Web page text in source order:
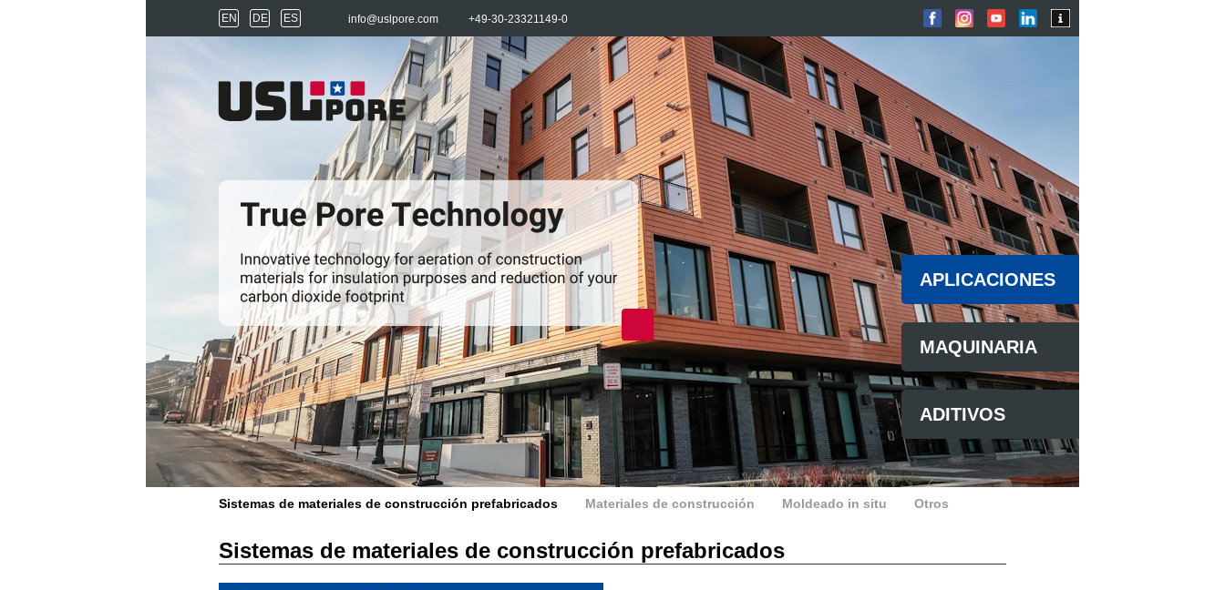
EN DE ES info@uslpore.com +49-30-23321149-0
APLICACIONES
MAQUINARIA
ADITIVOS
Sistemas de materiales de construcción prefabricados Materiales de construcción Moldeado in situ Otros
Sistemas de materiales de construcción prefabricados